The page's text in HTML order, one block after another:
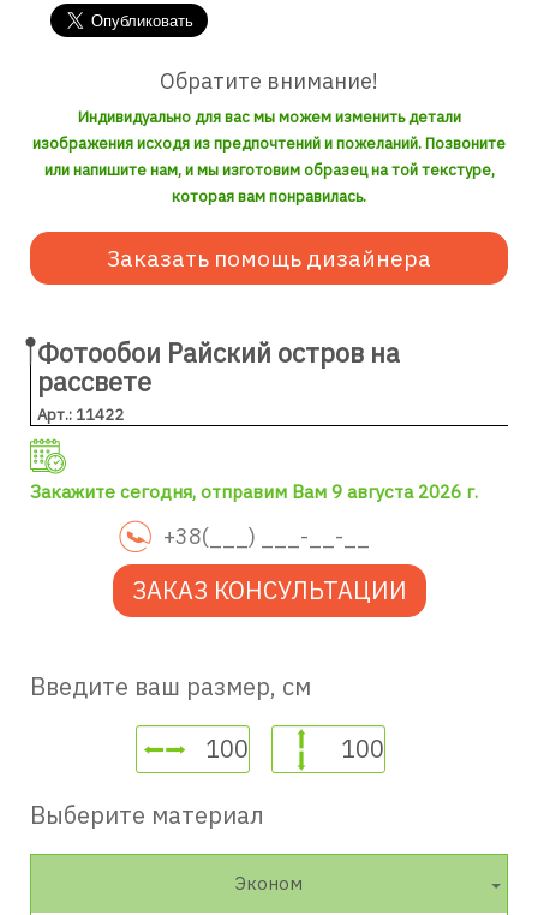
Обратите внимание!
Индивидуально для вас мы можем изменить детали
изображения исходя из предпочтений и пожеланий. Позвоните
или напишите нам, и мы изготовим образец на той текстуре,
которая вам понравилась.
Заказать помощь дизайнера
Фотообои Райский остров на
рассвете
Арт.: 11422
Закажите сегодня, отправим Вам 9 августа 2026 г.
ЗАКАЗ КОНСУЛЬТАЦИИ
Введите ваш размер, см
Выберите материал
Эконом